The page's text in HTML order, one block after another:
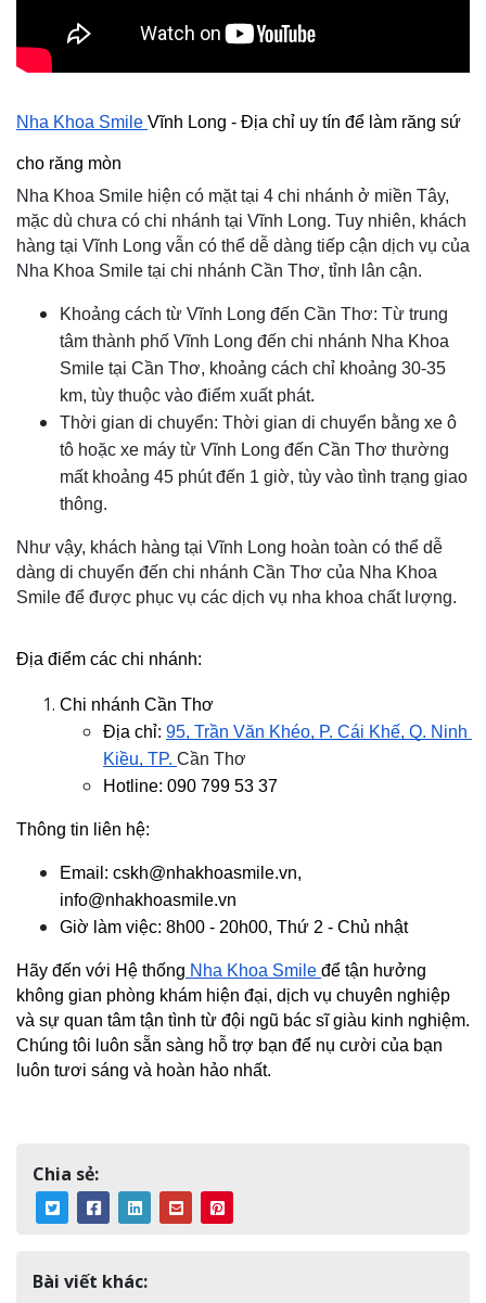
Nha Khoa Smile Vĩnh Long - Địa chỉ uy tín để làm răng sứ
cho răng mòn
Nha Khoa Smile hiện có mặt tại 4 chi nhánh ở miền Tây,
mặc dù chưa có chi nhánh tại Vĩnh Long. Tuy nhiên, khách
hàng tại Vĩnh Long vẫn có thể dễ dàng tiếp cận dịch vụ của
Nha Khoa Smile tại chi nhánh Cần Thơ, tỉnh lân cận.
Khoảng cách từ Vĩnh Long đến Cần Thơ: Từ trung
tâm thành phố Vĩnh Long đến chi nhánh Nha Khoa
Smile tại Cần Thơ, khoảng cách chỉ khoảng 30-35
km, tùy thuộc vào điểm xuất phát.
Thời gian di chuyển: Thời gian di chuyển bằng xe ô
tô hoặc xe máy từ Vĩnh Long đến Cần Thơ thường
mất khoảng 45 phút đến 1 giờ, tùy vào tình trạng giao
thông.
Như vậy, khách hàng tại Vĩnh Long hoàn toàn có thể dễ
dàng di chuyển đến chi nhánh Cần Thơ của Nha Khoa
Smile để được phục vụ các dịch vụ nha khoa chất lượng.
Địa điểm các chi nhánh:
Chi nhánh Cần Thơ
Địa chỉ: 95, Trần Văn Khéo, P. Cái Khế, Q. Ninh
Kiều, TP. Cần Thơ
Hotline: 090 799 53 37
Thông tin liên hệ:
Email: cskh@nhakhoasmile.vn,
info@nhakhoasmile.vn
Giờ làm việc: 8h00 - 20h00, Thứ 2 - Chủ nhật
Hãy đến với Hệ thống Nha Khoa Smile để tận hưởng
không gian phòng khám hiện đại, dịch vụ chuyên nghiệp
và sự quan tâm tận tình từ đội ngũ bác sĩ giàu kinh nghiệm.
Chúng tôi luôn sẵn sàng hỗ trợ bạn để nụ cười của bạn
luôn tươi sáng và hoàn hảo nhất.
Chia sẻ:
Bài viết khác: